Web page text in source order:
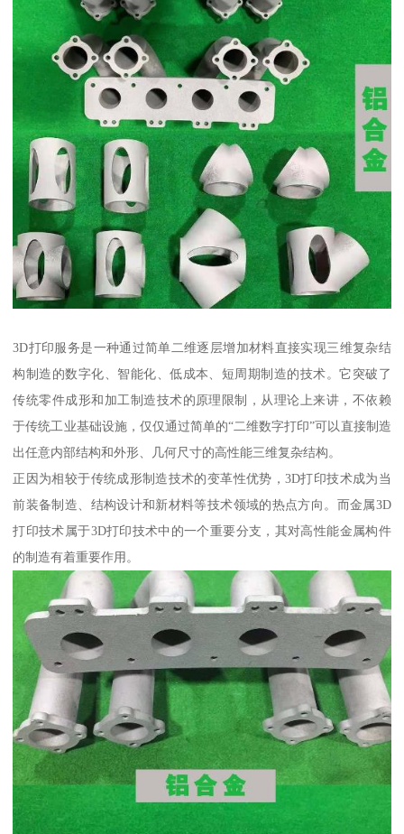
3D打印服务是一种通过简单二维逐层增加材料直接实现三维复杂结
构制造的数字化、智能化、低成本、短周期制造的技术。它突破了
传统零件成形和加工制造技术的原理限制，从理论上来讲，不依赖
于传统工业基础设施，仅仅通过简单的“二维数字打印”可以直接制造
出任意内部结构和外形、几何尺寸的高性能三维复杂结构。
正因为相较于传统成形制造技术的变革性优势，3D打印技术成为当
前装备制造、结构设计和新材料等技术领域的热点方向。而金属3D
打印技术属于3D打印技术中的一个重要分支，其对高性能金属构件
的制造有着重要作用。